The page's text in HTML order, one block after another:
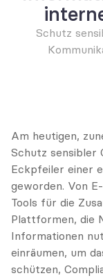
Schutz
Am heutigen,
Schutz sensibler
Eckpfeiler einer
geworden. Von
Tools für die
Plattformen, die
Informationen
einräumen, um
schützen,